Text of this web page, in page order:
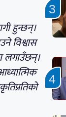
हुन्छन्।
विश्वास
लगाउँछन्।